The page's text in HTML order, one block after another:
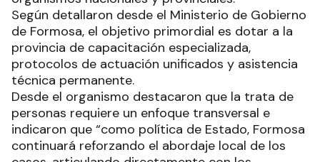
Según detallaron desde el Ministerio de Gobierno
de Formosa, el objetivo primordial es dotar a la
provincia de capacitación especializada,
protocolos de actuación unificados y asistencia
técnica permanente.
Desde el organismo destacaron que la trata de
personas requiere un enfoque transversal e
indicaron que “como política de Estado, Formosa
continuará reforzando el abordaje local de los